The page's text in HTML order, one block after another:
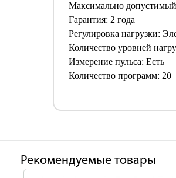
Максимально допустимый
Гарантия: 2 года
Регулировка нагрузки:
Количество уровней
Измерение пульса: Есть
Количество программ: 20
Рекомендуемые товары